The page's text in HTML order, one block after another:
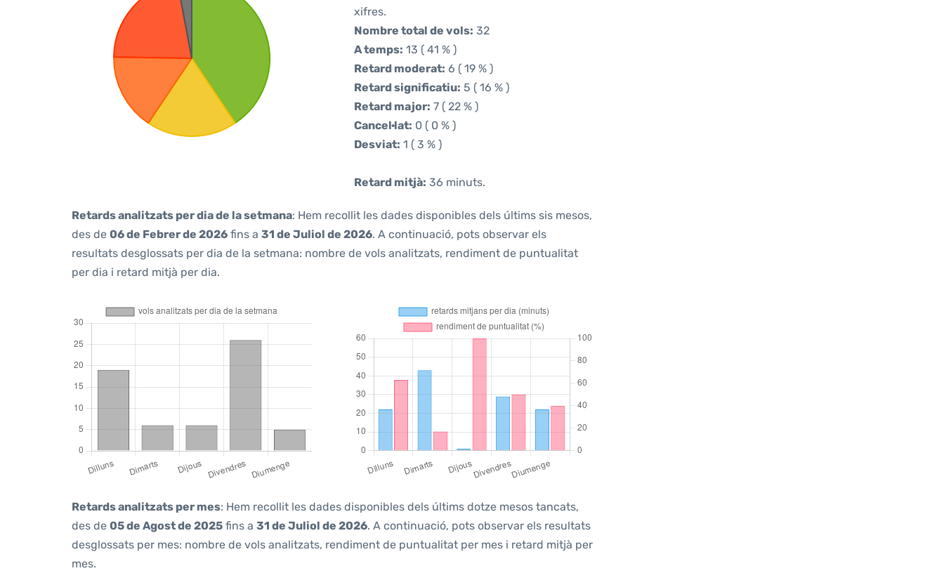
xifres.
Nombre total de vols: 32
A temps: 13 ( 41 % )
Retard moderat: 6 ( 19 % )
Retard significatiu: 5 ( 16 % )
Retard major: 7 ( 22 % )
Cancel·lat: 0 ( 0 % )
Desviat: 1 ( 3 % )
Retard mitjà: 36 minuts.
Retards analitzats per dia de la setmana: Hem recollit les dades disponibles dels últims sis mesos,
des de 06 de Febrer de 2026 fins a 31 de Juliol de 2026. A continuació, pots observar els
resultats desglossats per dia de la setmana: nombre de vols analitzats, rendiment de puntualitat
per dia i retard mitjà per dia.
Retards analitzats per mes: Hem recollit les dades disponibles dels últims dotze mesos tancats,
des de 05 de Agost de 2025 fins a 31 de Juliol de 2026. A continuació, pots observar els resultats
desglossats per mes: nombre de vols analitzats, rendiment de puntualitat per mes i retard mitjà per
mes.